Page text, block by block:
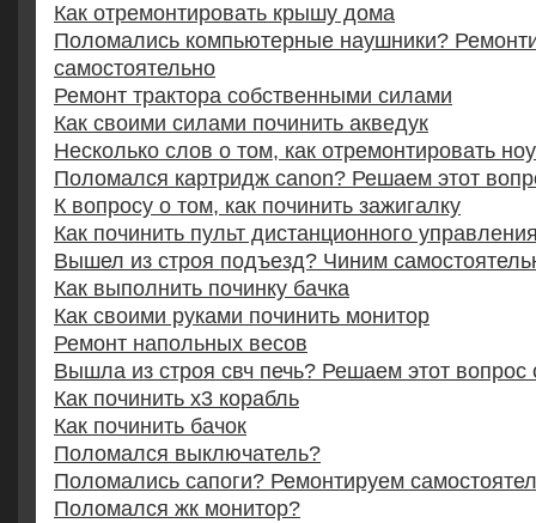
Как отремонтировать крышу дома
Поломались компьютерные наушники?
самостоятельно
Ремонт трактора собственными силами
Как своими силами починить акведук
Несколько слов о том, как отремонтировать
Поломался картридж canon? Решаем этот
К вопросу о том, как починить зажигалку
Как починить пульт дистанционного
Вышел из строя подъезд? Чиним
Как выполнить починку бачка
Как своими руками починить монитор
Ремонт напольных весов
Вышла из строя свч печь? Решаем этот вопрос
Как починить x3 корабль
Как починить бачок
Поломался выключатель?
Поломались сапоги? Ремонтируем
Поломался жк монитор?